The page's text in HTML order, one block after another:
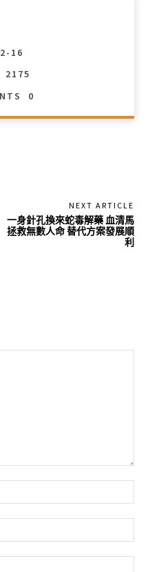
16
2175
0
NEXT ARTICLE
一身針孔換來蛇毒解藥 血清馬
拯救無數人命 替代方案發展順
利